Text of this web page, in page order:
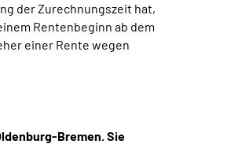
der Zurechnungszeit hat,
Rentenbeginn ab dem
einer Rente wegen
Bremen. Sie